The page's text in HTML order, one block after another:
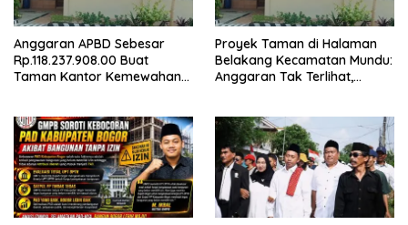
Anggaran APBD Sebesar
Rp.118.237.908.00 Buat
Taman Kantor Kemewahan
Secara Terbuka!
Proyek Taman di Halaman
Belakang Kecamatan Mundu:
Anggaran Tak Terlihat,